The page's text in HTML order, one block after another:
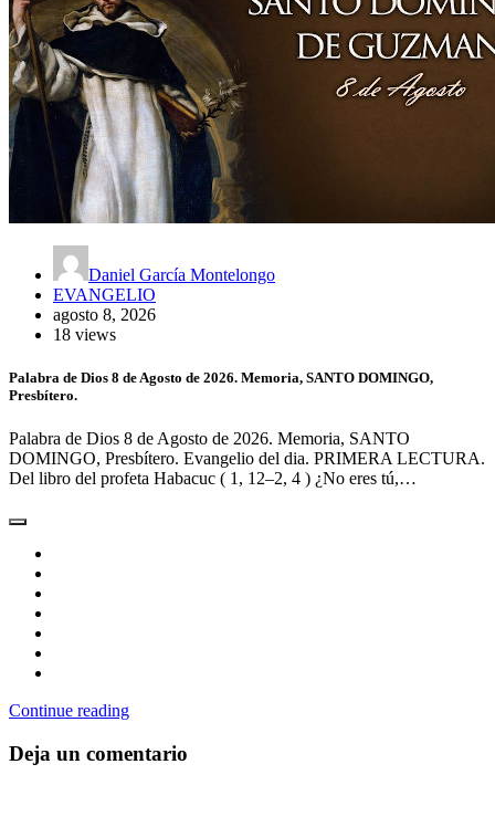
Daniel García Montelongo
EVANGELIO
agosto 8, 2026
18 views
Palabra de Dios 8 de Agosto de 2026. Memoria, SANTO DOMINGO,
Presbítero.
Palabra de Dios 8 de Agosto de 2026. Memoria, SANTO
DOMINGO, Presbítero. Evangelio del dia. PRIMERA LECTURA.
Del libro del profeta Habacuc ( 1, 12–2, 4 ) ¿No eres tú,…
Continue reading
Deja un comentario